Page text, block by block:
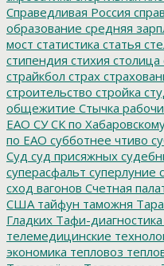
Справедливая Россия
образование средняя
мост статистика статья
стипендия стихия столица
страйкбол страх
строительство стройка
общежитие Стычка
ЕАО СУ СК по
по ЕАО субботнее чтиво
Суд суд присяжных
суперасфальт суперлуние
сход вагонов Счетная
США тайфун таможня
Гладких Тафи-диагностика
телемедицинские
экономика тепловоз